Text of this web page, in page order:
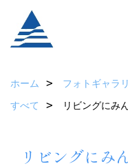
ホーム フォトギャラ
すべて
リビングにみ
リビングにみ